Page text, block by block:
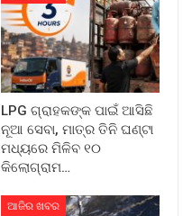
LPG ଗ୍ରାହକଙ୍କ ପାଇଁ ଆସିଛି
ନୂଆ ସେବା, ମାତ୍ର ତିନି ଘଣ୍ଟା
ମଧ୍ୟରେ ମିଳିବ ୧୦
କିଲୋଗ୍ରାମ…
ଆଜିର ଖବର